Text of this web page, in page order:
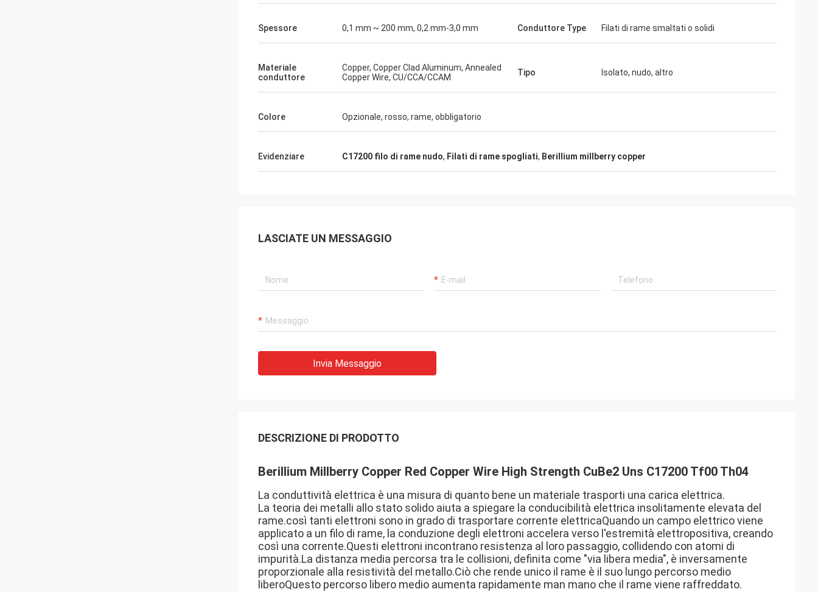
Spessore 0,1 mm ~ 200 mm, 0,2 mm-3,0 mm Conduttore Type Filati di rame smaltati o solidi
Materiale
conduttore
Copper, Copper Clad Aluminum, Annealed
Copper Wire, CU/CCA/CCAM
Tipo Isolato, nudo, altro
Colore Opzionale, rosso, rame, obbligatorio
Evidenziare C17200 filo di rame nudo, Filati di rame spogliati, Berillium millberry copper
LASCIATE UN MESSAGGIO
Invia Messaggio
DESCRIZIONE DI PRODOTTO
Berillium Millberry Copper Red Copper Wire High Strength CuBe2 Uns C17200 Tf00 Th04
La conduttività elettrica è una misura di quanto bene un materiale trasporti una carica elettrica.
La teoria dei metalli allo stato solido aiuta a spiegare la conducibilità elettrica insolitamente elevata del
rame.così tanti elettroni sono in grado di trasportare corrente elettricaQuando un campo elettrico viene
applicato a un filo di rame, la conduzione degli elettroni accelera verso l'estremità elettropositiva, creando
così una corrente.Questi elettroni incontrano resistenza al loro passaggio, collidendo con atomi di
impurità.La distanza media percorsa tra le collisioni, definita come "via libera media", è inversamente
proporzionale alla resistività del metallo.Ciò che rende unico il rame è il suo lungo percorso medio
liberoQuesto percorso libero medio aumenta rapidamente man mano che il rame viene raffreddato.